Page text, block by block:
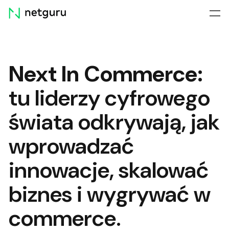
Skip
menu
Next In Commerce:
tu liderzy cyfrowego
świata odkrywają, jak
wprowadzać
innowacje, skalować
biznes i wygrywać w
commerce.